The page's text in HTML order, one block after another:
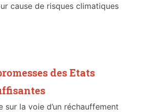
cause de risques climatiques
des Etats
sur la voie d’un réchauffement